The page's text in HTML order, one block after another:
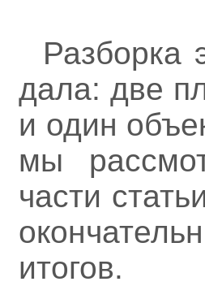
Разборка
дала: две
и один
мы
части
итогов.